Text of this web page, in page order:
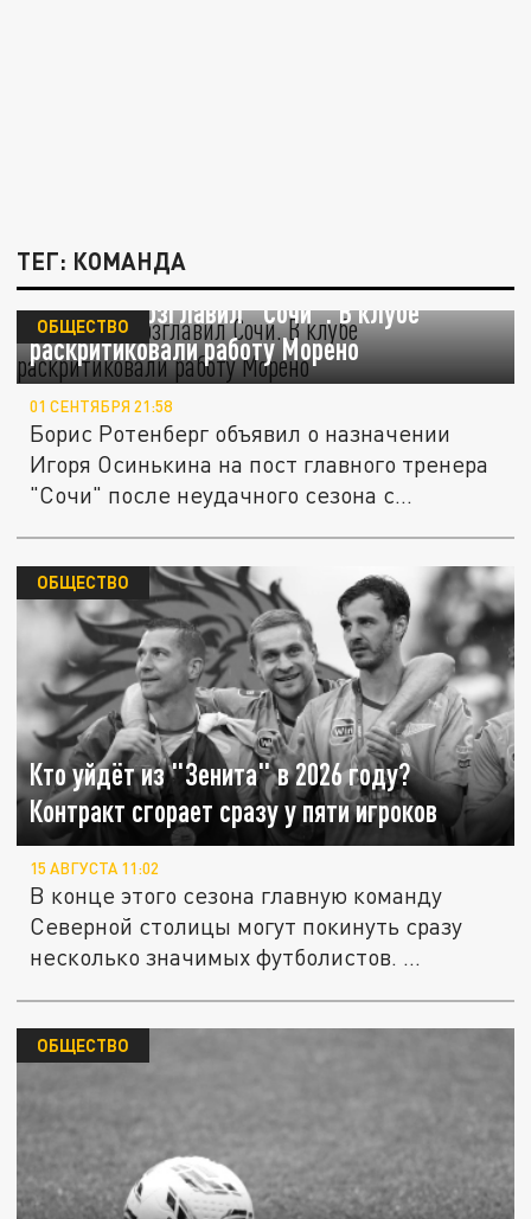
ТЕГ: КОМАНДА
Осинькин возглавил "Сочи". В клубе
раскритиковали работу Морено
ОБЩЕСТВО
01 СЕНТЯБРЯ 21:58
Борис Ротенберг объявил о назначении
Игоря Осинькина на пост главного тренера
"Сочи" после неудачного сезона с...
Кто уйдёт из "Зенита" в 2026 году?
Контракт сгорает сразу у пяти игроков
ОБЩЕСТВО
15 АВГУСТА 11:02
В конце этого сезона главную команду
Северной столицы могут покинуть сразу
несколько значимых футболистов. ...
ОБЩЕСТВО